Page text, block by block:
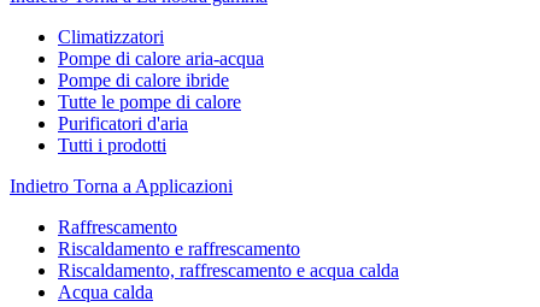
Climatizzatori
Pompe di calore aria-acqua
Pompe di calore ibride
Tutte le pompe di calore
Purificatori d'aria
Tutti i prodotti
Indietro Torna a Applicazioni
Raffrescamento
Riscaldamento e raffrescamento
Riscaldamento, raffrescamento e acqua calda
Acqua calda